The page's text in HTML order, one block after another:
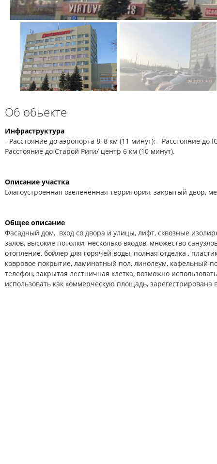
Об обьекте
Инфраструктура
- Расстояние до аэропорта 8, 8 км (11 минут); - Расстояние
Расстояние до Старой Риги/ центр 6 км (10 минут).
Описание участка
Благоустроенная озеленённая территория, закрытый двор,
Общее описание
Фасадный дом, вход со двора и улицы, лифт, сквозные
залов, высокие потолки, несколько входов, множество
отопление, бойлер для горячей воды, полная отделка ,
ковровое покрытие, ламинатный пол, линолеум, кафельный
телефон, закрытая лестничная клетка, возможно
использовать как коммерческую площадь, зарегестрирована